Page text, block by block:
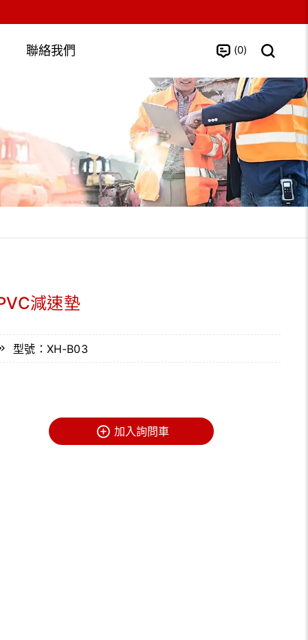
聯絡我們 0
減速墊
型號：XH-B03
加入詢問車